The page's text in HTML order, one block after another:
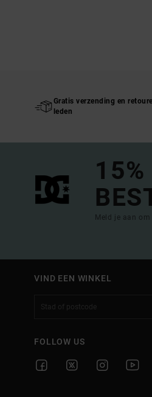
Gratis verzending en
leden
15%
Meld je aan
VIND EEN WINKEL
FOLLOW US